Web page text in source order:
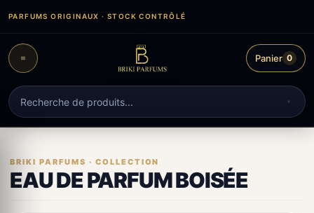
contenu
PARFUMS ORIGINAUX · STOCK CONTRÔLÉ
Recherche
de
produits
Panier 0
EAU DE PARFUM BOISÉE